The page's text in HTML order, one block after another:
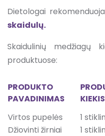
Dietologai
skaidulų.
Skaidulinių medžiagų
produktuose:
PRODUKTO
PAVADINIMAS
KIEKIS
Virtos pupelės
1
Džiovinti žirniai
1